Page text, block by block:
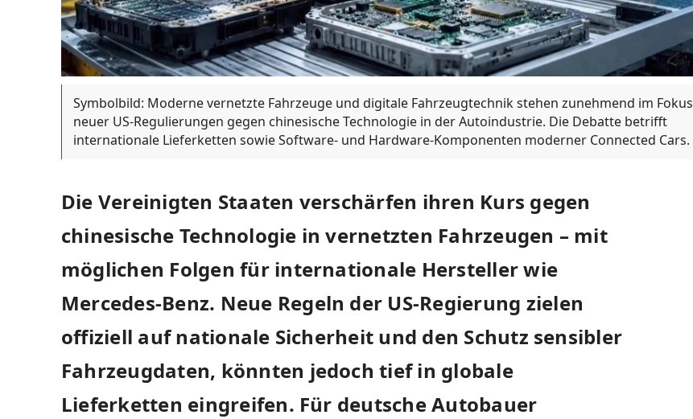
Symbolbild: Moderne vernetzte Fahrzeuge und digitale Fahrzeugtechnik stehen zunehmend im Fokus
neuer US-Regulierungen gegen chinesische Technologie in der Autoindustrie. Die Debatte betrifft
internationale Lieferketten sowie Software- und Hardware-Komponenten moderner Connected Cars.
Die Vereinigten Staaten verschärfen ihren Kurs gegen
chinesische Technologie in vernetzten Fahrzeugen – mit
möglichen Folgen für internationale Hersteller wie
Mercedes-Benz. Neue Regeln der US-Regierung zielen
offiziell auf nationale Sicherheit und den Schutz sensibler
Fahrzeugdaten, könnten jedoch tief in globale
Lieferketten eingreifen. Für deutsche Autobauer